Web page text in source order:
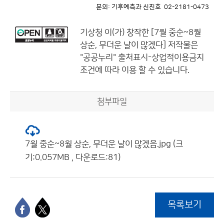
문의: 기후예측과 신진호 02-2181-0473
기상청 이(가) 창작한
[7월 중순~8월
상순, 무더운 날이 많겠다]
저작물은
"공공누리" 출처표시-상업적이용금지
조건에 따라 이용 할 수 있습니다.
첨부파일
7월 중순~8월 상순, 무더운 날이 많겠음.jpg (크
기:0.057MB , 다운로드:81)
목록보기